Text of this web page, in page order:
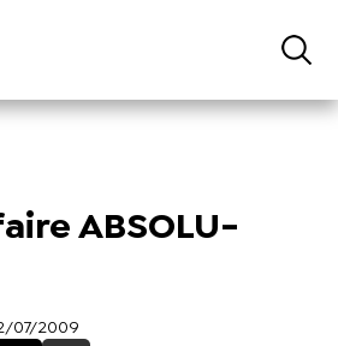
ABSOLU-
07/2009